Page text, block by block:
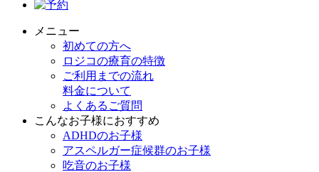
メニュー
初めての方へ
ロジコの療育の特徴
ご利用までの流れ
料金について
よくあるご質問
こんなお子様におすすめ
ADHDのお子様
アスペルガー症候群のお子様
吃音のお子様